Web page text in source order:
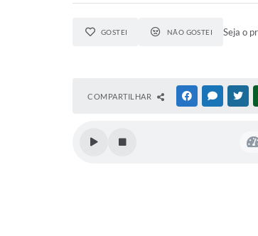
GOSTEI NÃO GOSTEI Seja o
COMPARTILHAR FACEBOOK